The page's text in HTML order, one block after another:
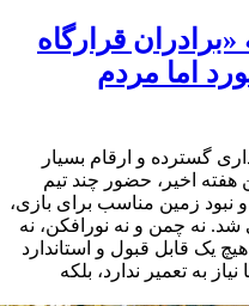
«برادران قرارگاه
اما مردم
گسترده و ارقام بسیار
اخیر، حضور چند تیم
و نبود زمین مناسب برای بازی،
نه چمن و نه نورافکن، نه
یک قابل قبول و استاندارد
به تعمیر ندارد، بلکه